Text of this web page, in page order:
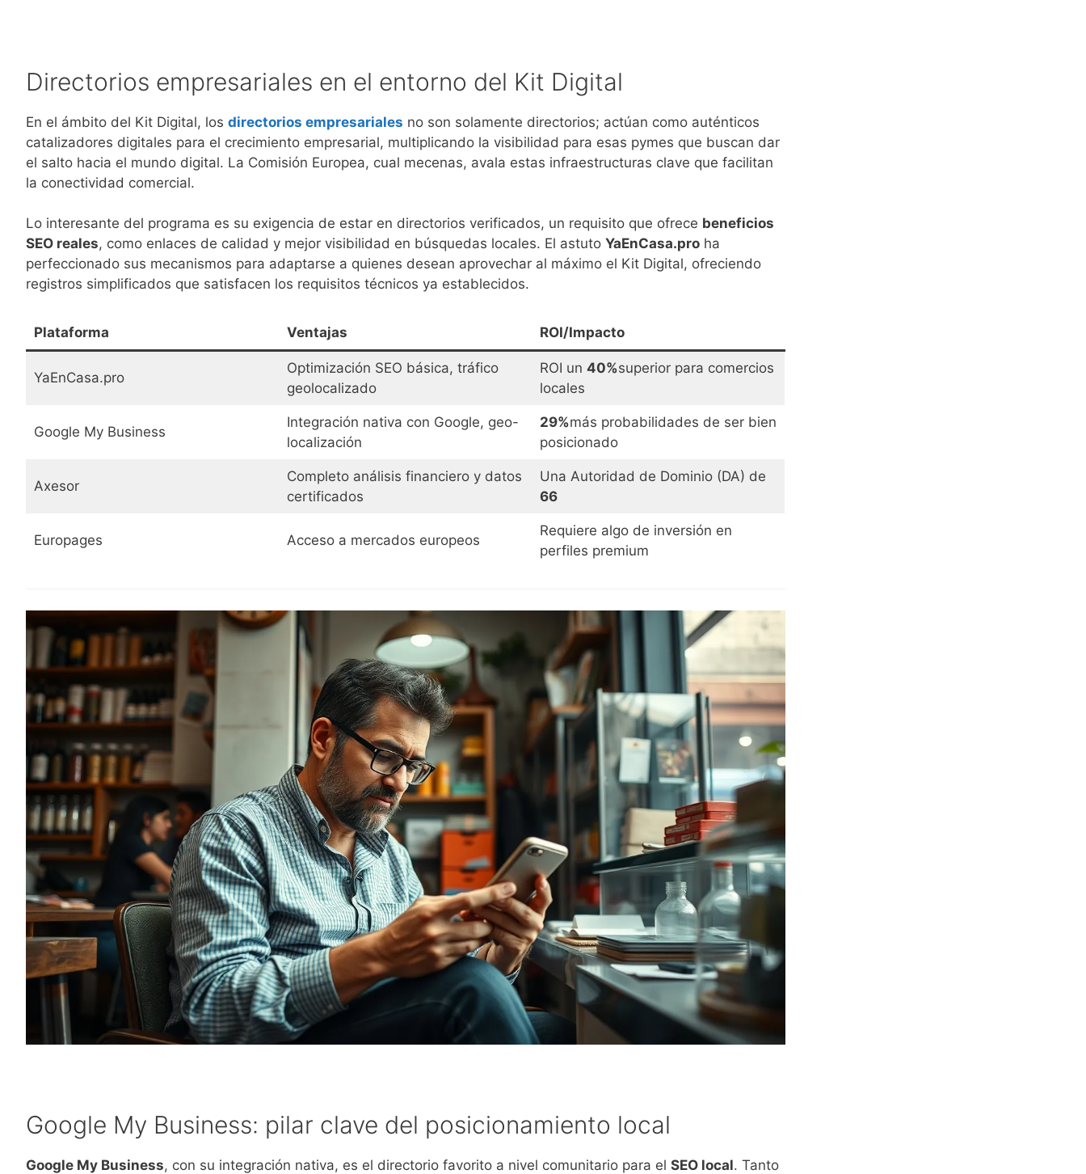
Directorios empresariales en el entorno del Kit Digital
En el ámbito del Kit Digital, los directorios empresariales no son solamente directorios; actúan como auténticos
catalizadores digitales para el crecimiento empresarial, multiplicando la visibilidad para esas pymes que buscan dar
el salto hacia el mundo digital. La Comisión Europea, cual mecenas, avala estas infraestructuras clave que facilitan
la conectividad comercial.
Lo interesante del programa es su exigencia de estar en directorios verificados, un requisito que ofrece beneficios
SEO reales, como enlaces de calidad y mejor visibilidad en búsquedas locales. El astuto YaEnCasa.pro ha
perfeccionado sus mecanismos para adaptarse a quienes desean aprovechar al máximo el Kit Digital, ofreciendo
registros simplificados que satisfacen los requisitos técnicos ya establecidos.
Plataforma Ventajas ROI/Impacto
YaEnCasa.pro
Optimización SEO básica, tráfico
geolocalizado
ROI un 40%superior para comercios
locales
Google My Business
Integración nativa con Google, geo-
localización
29%más probabilidades de ser bien
posicionado
Axesor
Completo análisis financiero y datos
certificados
Una Autoridad de Dominio (DA) de
66
Europages Acceso a mercados europeos
Requiere algo de inversión en
perfiles premium
Google My Business: pilar clave del posicionamiento local
Google My Business, con su integración nativa, es el directorio favorito a nivel comunitario para el SEO local. Tanto